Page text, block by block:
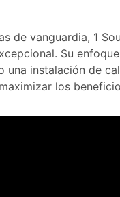
de vanguardia, 1
Su
una instalación de
los